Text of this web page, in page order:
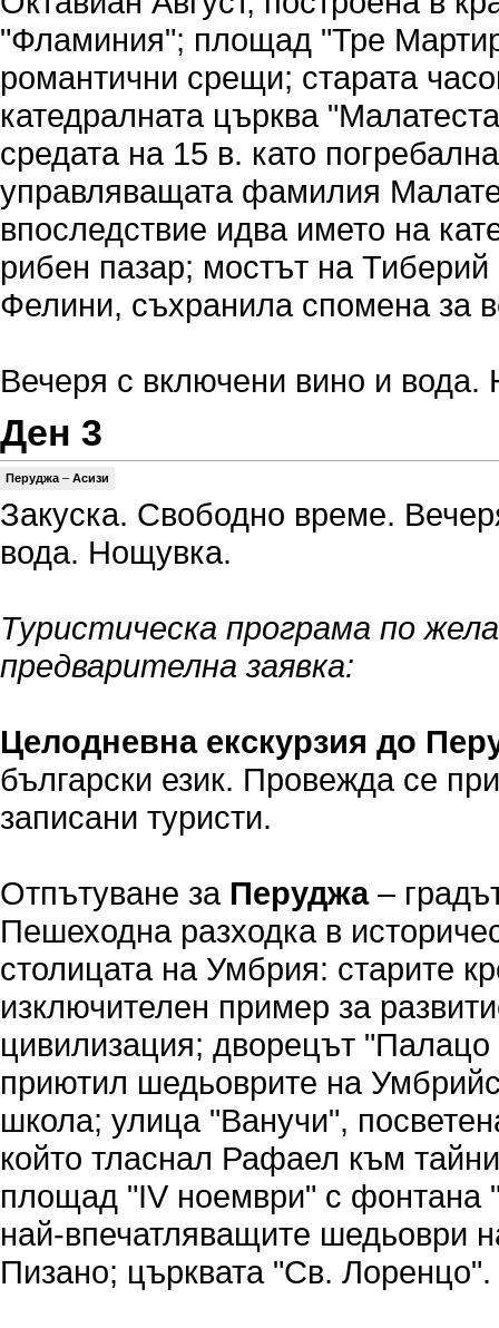
"Фламиния"; площад "Тре
романтични срещи; старата
катедралната църква
средата на 15 в. като
управляващата фамилия
впоследствие идва името на
рибен пазар; мостът на Тиберий
Фелини, съхранила спомена за
Вечеря с включени вино и вода.
Ден 3
Перуджа – Асизи
Закуска. Свободно време.
вода. Нощувка.
Туристическа програма по
предварителна заявка:
Целодневна екскурзия до
български език. Провежда се
записани туристи.
Отпътуване за Перуджа –
Пешеходна разходка в
столицата на Умбрия: старите
изключителен пример за
цивилизация; дворецът
приютил шедьоврите на
школа; улица "Ванучи",
който тласнал Рафаел към
площад "ІV ноември" с фонтана
най-впечатляващите шедьоври
Пизано; църквата "Св. Лоренцо".